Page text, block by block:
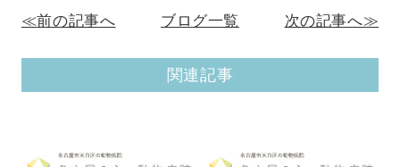
≪前の記事へ ブログ一覧 次の記事へ≫
関連記事